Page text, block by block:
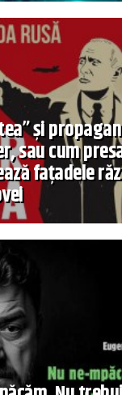
și
sau cum
fațadele